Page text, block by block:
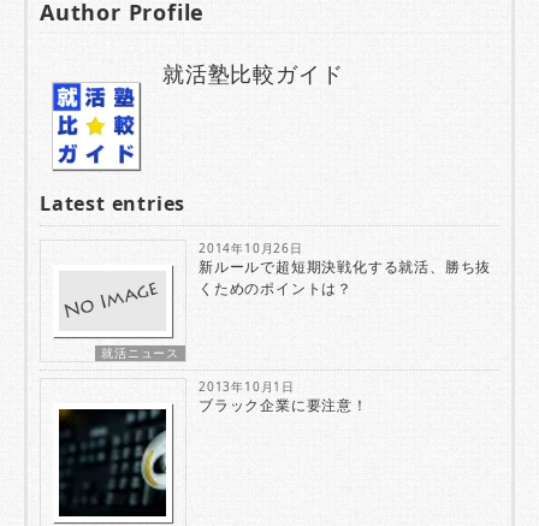
Author Profile
就活塾比較ガイド
Latest entries
就活ニュース
2014年10月26日
新ルールで超短期決戦化する就活、勝ち抜
くためのポイントは？
2013年10月1日
ブラック企業に要注意！